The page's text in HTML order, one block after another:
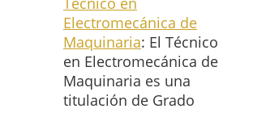
Electromecánica de
Maquinaria: El Técnico
en Electromecánica de
Maquinaria es una
titulación de Grado